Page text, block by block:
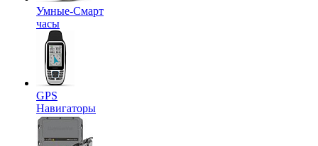
Умные-Смарт
часы
GPS
Навигаторы